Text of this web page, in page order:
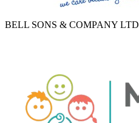
BELL SONS & COMPANY LTD